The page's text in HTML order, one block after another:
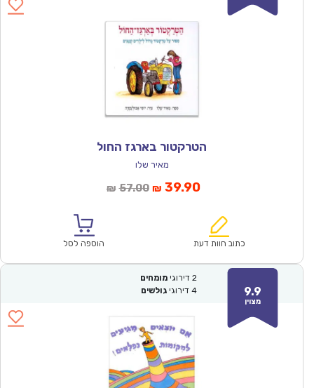
הטרקטור בארגז החול
מאיר שלו
₪ 57.00המחיר
₪57.00.
₪ 39.90המחיר
הוא:
כתוב חוות דעת הוספה לסל
9.9
מצוין
2 דירוגי מומחים
4 דירוגי גולשים